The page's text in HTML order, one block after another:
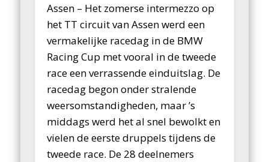
Assen – Het zomerse intermezzo op
het TT circuit van Assen werd een
vermakelijke racedag in de BMW
Racing Cup met vooral in de tweede
race een verrassende einduitslag. De
racedag begon onder stralende
weersomstandigheden, maar ’s
middags werd het al snel bewolkt en
vielen de eerste druppels tijdens de
tweede race. De 28 deelnemers